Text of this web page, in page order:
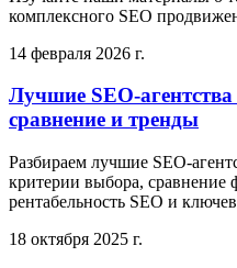
комплексного SEO
14 февраля 2026 г.
Лучшие SEO-
сравнение и тренды
Разбираем лучшие SEO-
критерии выбора, сравнение
рентабельность SEO и
18 октября 2025 г.